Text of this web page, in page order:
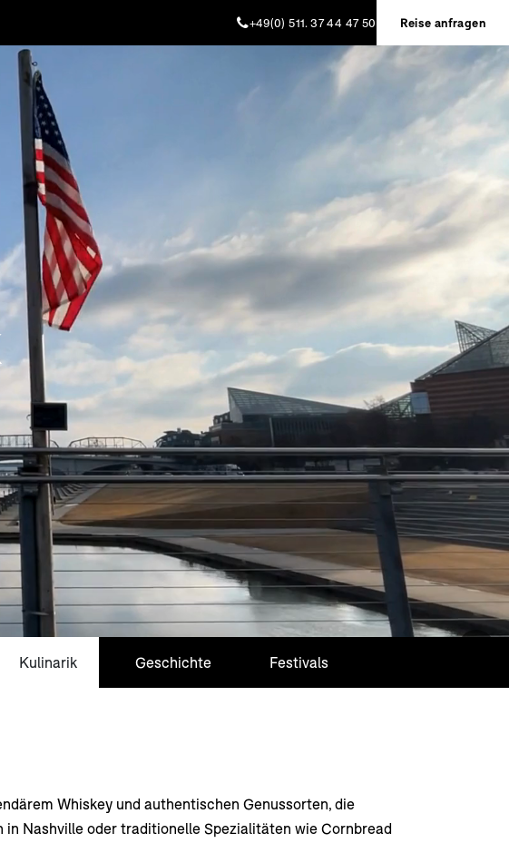
+49(0) 511. 37 44 47 50 Reise anfragen
Kulinarik Geschichte Festivals
Whiskey und authentischen Genussorten, die
Nashville oder traditionelle Spezialitäten wie Cornbread